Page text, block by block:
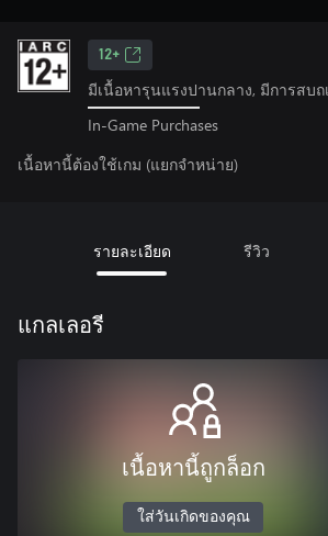
12+
มีเนื้อหารุนแรงปานกลาง, มีการสบถ
In-Game Purchases
เนื้อหานี้ต้องใช้เกม (แยกจำหน่าย)
รายละเอียด รีวิว
แกลเลอรี
เนื้อหานี้ถูกล็อก
ใส่วันเกิดของคุณ